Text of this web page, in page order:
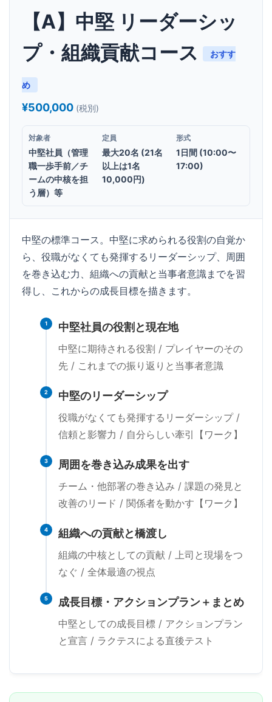
【A】中堅 リーダーシッ
プ・組織貢献コース
おすす
め
¥500,000 (税別)
対象者
中堅社員（管理
職一歩手前／チ
ームの中核を担
う層）等
定員
最大20名 (21名
以上は1名
10,000円)
形式
1日間 (10:00〜
17:00)
中堅の標準コース。中堅に求められる役割の自覚か
ら、役職がなくても発揮するリーダーシップ、周囲
を巻き込む力、組織への貢献と当事者意識までを習
得し、これからの成長目標を描きます。
1 中堅社員の役割と現在地
中堅に期待される役割 / プレイヤーのその
先 / これまでの振り返りと当事者意識
2 中堅のリーダーシップ
役職がなくても発揮するリーダーシップ /
信頼と影響力 / 自分らしい牽引【ワーク】
3 周囲を巻き込み成果を出す
チーム・他部署の巻き込み / 課題の発見と
改善のリード / 関係者を動かす【ワーク】
4 組織への貢献と橋渡し
組織の中核としての貢献 / 上司と現場をつ
なぐ / 全体最適の視点
5 成長目標・アクションプラン＋まとめ
中堅としての成長目標 / アクションプラン
と宣言 / ラクテスによる直後テスト